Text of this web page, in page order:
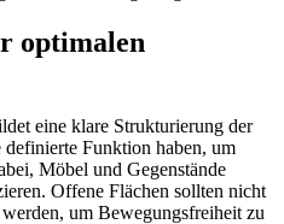
optimalen
eine klare Strukturierung der
definierte Funktion haben, um
Möbel und Gegenstände
Offene Flächen sollten nicht
um Bewegungsfreiheit zu